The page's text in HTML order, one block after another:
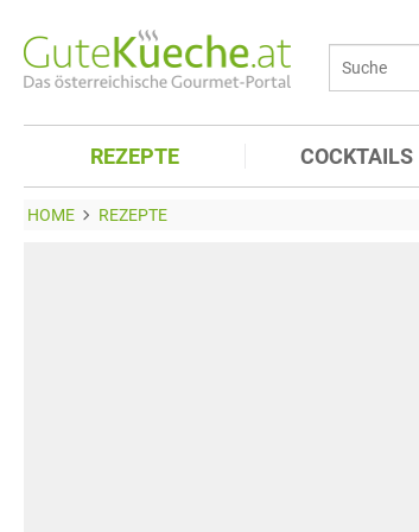
REZEPTE COCKTAILS
HOME REZEPTE